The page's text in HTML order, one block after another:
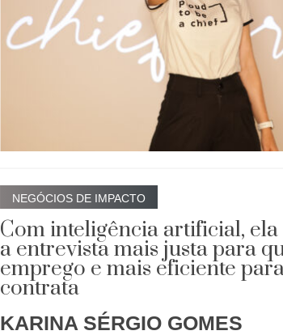
NEGÓCIOS DE IMPACTO
Com inteligência artificial,
a entrevista mais justa para
emprego e mais eficiente
contrata
KARINA SÉRGIO GOMES